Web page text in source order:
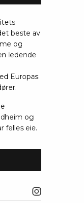
beste av
og
ledende
Europas
og
felles eie.